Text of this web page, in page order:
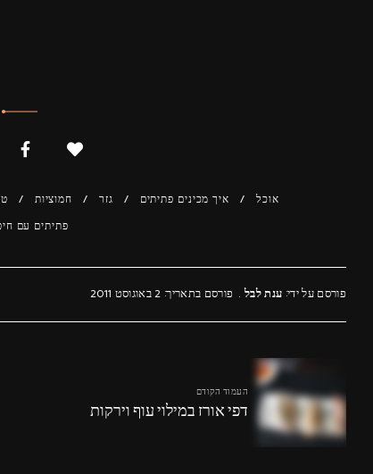
אוכל איך מכינים פתיתים גזר חמוציות
פתיתים עם
פורסם על ידי: ענת לבל פורסם בתאריך: 2 באוגוסט 2011
העמוד הקודם
דפי אורז במילוי עוף וירקות